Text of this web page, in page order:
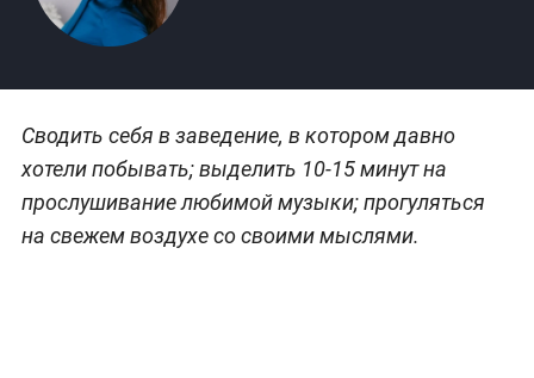
Сводить себя в заведение, в котором давно
хотели побывать; выделить 10-15 минут на
прослушивание любимой музыки; прогуляться
на свежем воздухе со своими мыслями.